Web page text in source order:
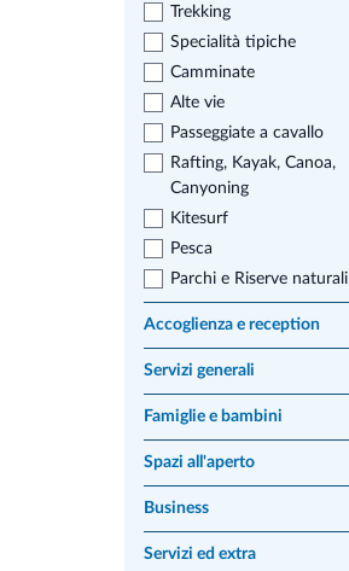
Trekking
Specialità tipiche
Camminate
Alte vie
Passeggiate a cavallo
Rafting, Kayak, Canoa,
Canyoning
Kitesurf
Pesca
Parchi e Riserve naturali
Accoglienza e reception
Servizi generali
Famiglie e bambini
Spazi all'aperto
Business
Servizi ed extra